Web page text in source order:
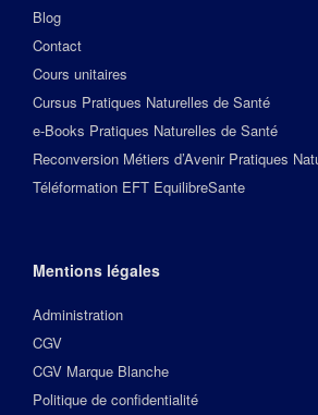
Blog
Contact
Cours unitaires
Cursus Pratiques Naturelles de Santé
e-Books Pratiques Naturelles de Santé
Reconversion Métiers d’Avenir Pratiques
Téléformation EFT EquilibreSante
Mentions légales
Administration
CGV
CGV Marque Blanche
Politique de confidentialité